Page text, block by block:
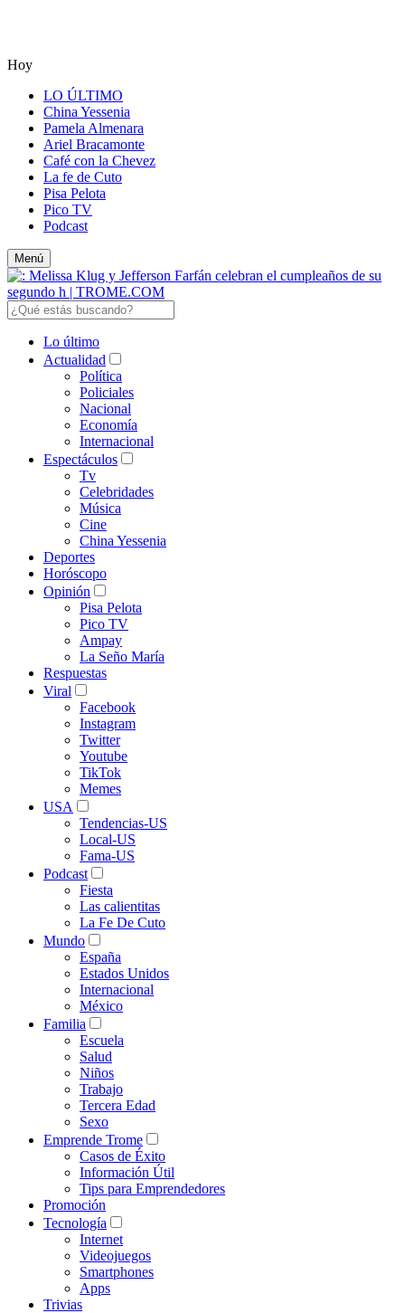
Hoy
LO ÚLTIMO
China Yessenia
Pamela Almenara
Ariel Bracamonte
Café con la Chevez
La fe de Cuto
Pisa Pelota
Pico TV
Podcast
Menú
Lo último
Actualidad
Política
Policiales
Nacional
Economía
Internacional
Espectáculos
Tv
Celebridades
Música
Cine
China Yessenia
Deportes
Horóscopo
Opinión
Pisa Pelota
Pico TV
Ampay
La Seño María
Respuestas
Viral
Facebook
Instagram
Twitter
Youtube
TikTok
Memes
USA
Tendencias-US
Local-US
Fama-US
Podcast
Fiesta
Las calientitas
La Fe De Cuto
Mundo
España
Estados Unidos
Internacional
México
Familia
Escuela
Salud
Niños
Trabajo
Tercera Edad
Sexo
Emprende Trome
Casos de Éxito
Información Útil
Tips para Emprendedores
Promoción
Tecnología
Internet
Videojuegos
Smartphones
Apps
Trivias